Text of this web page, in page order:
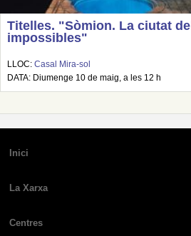
Titelles. "Sòmion. La ciutat
impossibles"
LLOC: Casal Mira-sol
DATA: Diumenge 10 de maig, a les 12 h
Inici
La Xarxa
Centres